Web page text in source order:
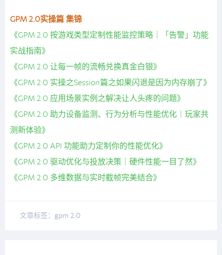
GPM 2.0实操篇 集锦
《GPM 2.0 按游戏类型定制性能监控策略｜「告警」功能
实战指南》
《GPM 2.0 让每一帧的流畅兑换真金白银》
《GPM 2.0 实操之Session篇之如果闪退是因为内存崩了》
《GPM 2.0 应用场景实例之解决让人头疼的问题》
《GPM 2.0 助力设备监测、行为分析与性能优化｜玩家共
测新体验》
《GPM 2.0 API 功能助力定制你的性能优化》
《GPM 2.0 驱动优化与投放决策｜硬件性能一目了然》
《GPM 2.0 多维数据与实时截帧完美结合》
文章标签： gpm 2.0